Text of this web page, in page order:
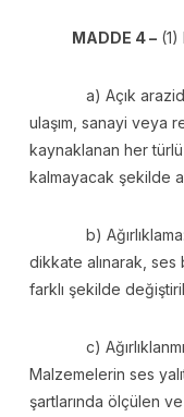
MADDE 4 –(1)
a) Açık arazideki
ulaşım, sanayi veya
kaynaklanan her türlü
kalmayacak şekilde
b) Ağırlıklama:
dikkate alınarak, ses
farklı şekilde
c) Ağırlıklanmış
Malzemelerin ses
şartlarında ölçülen